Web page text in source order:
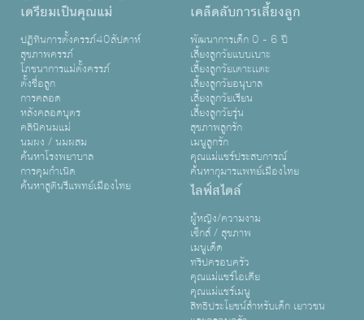
เตรียมเป็นคุณแม่
ปฏิทินการตั้งครรภ์40สัปดาห์
สุขภาพครรภ์
โภชนาการแม่ตั้งครรภ์
ตั้งชื่อลูก
การคลอด
หลังคลอดบุตร
คลินิคนมแม่
นมผง / นมผสม
ค้นหาโรงพยาบาล
การคุมกำเนิด
ค้นหาสูตินรีแพทย์เมืองไทย
เคล็ดลับการเลี้ยงลูก
พัฒนาการเด็ก 0 - 6 ปี
เลี้ยงลูกวัยแบบเบาะ
เลี้ยงลูกวัยเตาะเเตะ
เลี้ยงลูกวัยอนุบาล
เลี้ยงลูกวัยเรียน
เลี้ยงลูกวัยรุ่น
สุขภาพลูกรัก
เมนูลูกรัก
คุณแม่แชร์ประสบการณ์
ค้นหากุมารแพทย์เมืองไทย
ไลฟ์สไตล์
ผู้หญิง/ความงาม
เซ็กส์ / สุขภาพ
เมนูเด็ด
ทริปครอบครัว
คุณแม่แชร์ไอเดีย
คุณแม่แชร์เมนู
สิทธิประโยชน์สำหรับเด็ก เยาวชน